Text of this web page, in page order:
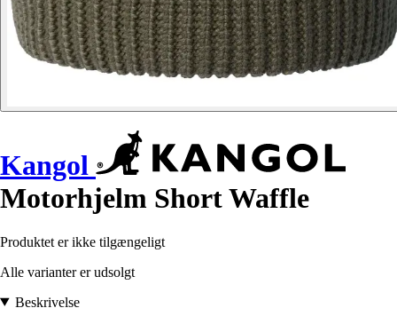
Kangol
Motorhjelm Short Waffle
Produktet er ikke tilgængeligt
Alle varianter er udsolgt
Beskrivelse